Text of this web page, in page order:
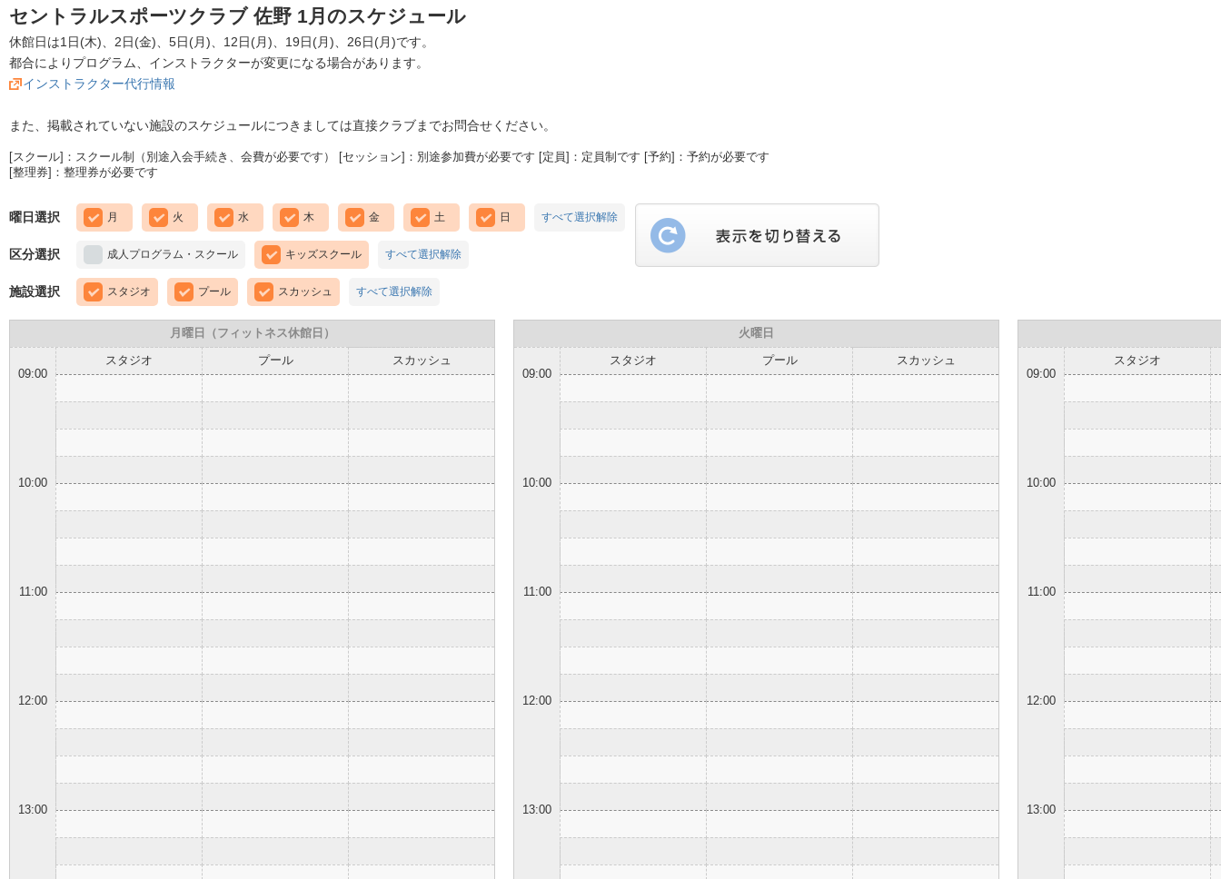
セントラルスポーツクラブ 佐野 1月のスケジュール
休館日は1日(木)、2日(金)、5日(月)、12日(月)、19日(月)、26日(月)です。
都合によりプログラム、インストラクターが変更になる場合があります。
インストラクター代行情報
また、掲載されていない施設のスケジュールにつきましては直接クラブまでお問合せください。
[スクール]：スクール制（別途入会手続き、会費が必要です） [セッション]：別途参加費が必要です [定員]：定員制です [予約]：予約が必要です
[整理券]：整理券が必要です
曜日選択 月 火 水 木 金 土 日 すべて選択解除
区分選択 成人プログラム・スクール キッズスクール すべて選択解除
施設選択 スタジオ プール スカッシュ すべて選択解除
月曜日（フィットネス休館日）
スタジオ プール
スカッシュ
09:00
10:00
11:00
12:00
13:00
火曜日
スタジオ プール
スカッシュ
09:00
10:00
11:00
12:00
13:00
スタジオ
09:00
10:00
11:00
12:00
13:00